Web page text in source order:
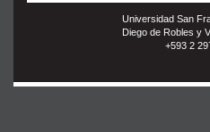
Universidad San
Diego de Robles y
+593 2